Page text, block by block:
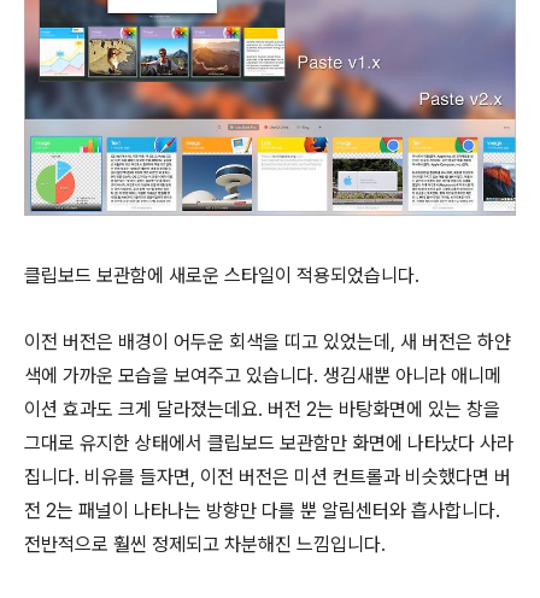
클립보드 보관함에 새로운 스타일이 적용되었습니다.
이전 버전은 배경이 어두운 회색을 띠고 있었는데, 새 버전은 하얀
색에 가까운 모습을 보여주고 있습니다. 생김새뿐 아니라 애니메
이션 효과도 크게 달라졌는데요. 버전 2는 바탕화면에 있는 창을
그대로 유지한 상태에서 클립보드 보관함만 화면에 나타났다 사라
집니다. 비유를 들자면, 이전 버전은 미션 컨트롤과 비슷했다면 버
전 2는 패널이 나타나는 방향만 다를 뿐 알림센터와 흡사합니다.
전반적으로 훨씬 정제되고 차분해진 느낌입니다.